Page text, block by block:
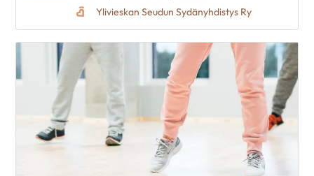
Ylivieskan Seudun Sydänyhdistys Ry